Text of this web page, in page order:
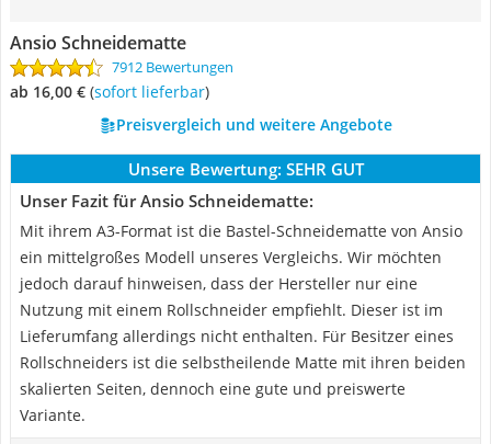
Ansio Schneidematte
7912 Bewertungen
ab 16,00 € ( Sofort lieferbar)
Preisvergleich und weitere Angebote
Unsere Bewertung: SEHR GUT
Unser Fazit für Ansio Schneidematte:
Mit ihrem A3-Format ist die Bastel-Schneidematte von Ansio
ein mittelgroßes Modell unseres Vergleichs. Wir möchten
jedoch darauf hinweisen, dass der Hersteller nur eine
Nutzung mit einem Rollschneider empfiehlt. Dieser ist im
Lieferumfang allerdings nicht enthalten. Für Besitzer eines
Rollschneiders ist die selbstheilende Matte mit ihren beiden
skalierten Seiten, dennoch eine gute und preiswerte
Variante.